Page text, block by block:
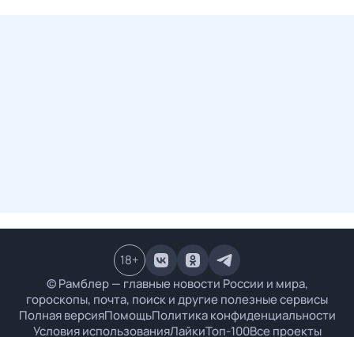
© Рамблер — главные новости России и мира,
гороскопы, почта, поиск и другие полезные сервисы
Полная версияПомощьПолитика конфиденциальности
Условия использованияЛайкиТоп-100Все проекты
18+